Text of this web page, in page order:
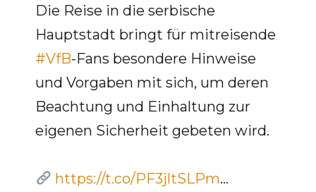
Die Reise in die serbische
Hauptstadt bringt für mitreisende
#VfB-Fans besondere Hinweise
und Vorgaben mit sich, um deren
Beachtung und Einhaltung zur
eigenen Sicherheit gebeten wird.
https://t.co/PF3jltSLPm…